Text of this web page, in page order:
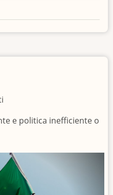
e politica inefficiente o